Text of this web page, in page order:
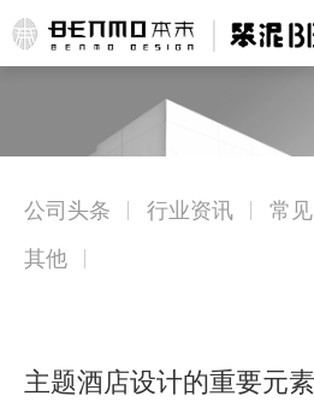
公司头条 行业资讯 常
其他
主题酒店设计的重要元